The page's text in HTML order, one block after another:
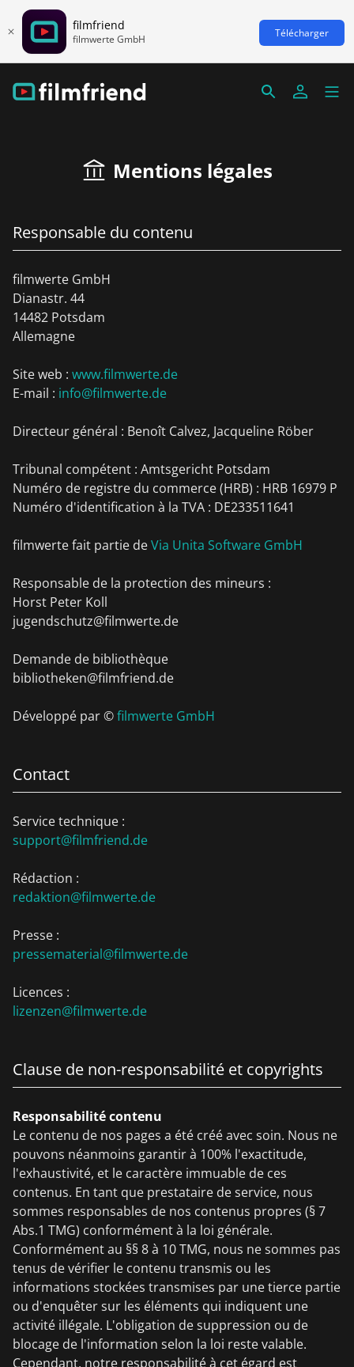
filmfriend
filmwerte GmbH Télécharger
Mentions légales
Responsable du contenu
filmwerte GmbH
Dianastr. 44
14482 Potsdam
Allemagne
Site web : www.filmwerte.de
E-mail : info@filmwerte.de
Directeur général : Benoît Calvez, Jacqueline Röber
Tribunal compétent : Amtsgericht Potsdam
Numéro de registre du commerce (HRB) : HRB 16979 P
Numéro d'identification à la TVA : DE233511641
filmwerte fait partie deVia Unita Software GmbH
Responsable de la protection des mineurs :
Horst Peter Koll
jugendschutz@filmwerte.de
Demande de bibliothèque
bibliotheken@filmfriend.de
Développé par ©filmwerte GmbH
Contact
Service technique :
support@filmfriend.de
Rédaction :
redaktion@filmwerte.de
Presse :
pressematerial@filmwerte.de
Licences :
lizenzen@filmwerte.de
Clause de non-responsabilité et copyrights
Responsabilité contenu
Le contenu de nos pages a été créé avec soin. Nous ne
pouvons néanmoins garantir à 100% l'exactitude,
l'exhaustivité, et le caractère immuable de ces
contenus. En tant que prestataire de service, nous
sommes responsables de nos contenus propres (§ 7
Abs.1 TMG) conformément à la loi générale.
Conformément au §§ 8 à 10 TMG, nous ne sommes pas
tenus de vérifier le contenu transmis ou les
informations stockées transmises par une tierce partie
ou d'enquêter sur les éléments qui indiquent une
activité illégale. L'obligation de suppression ou de
blocage de l'information selon la loi reste valable.
Cependant, notre responsabilité à cet égard est